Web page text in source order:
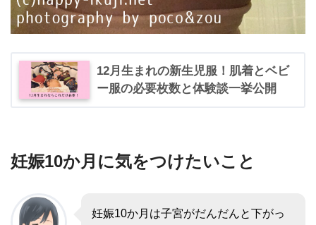
12月生まれの新生児服！肌着とベビ
ー服の必要枚数と体験談一挙公開
妊娠10か月に気をつけたいこと
妊娠10か月は子宮がだんだんと下がっ